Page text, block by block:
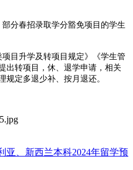
分春招录取学分豁免项目的学生
目升学及转项目规定》《学生管
出转项目，休、退学申请，相关
规定多退少补、按月退还。
亚、新西兰本科2024年留学预